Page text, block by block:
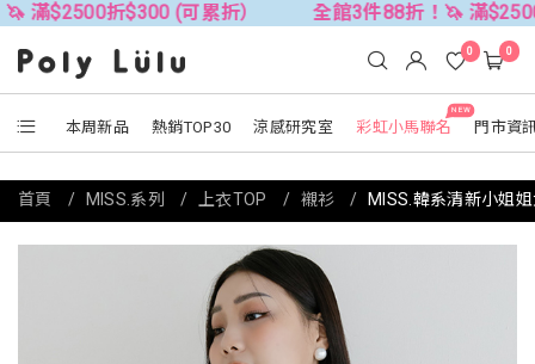
折$300 (可累折） 全館3件88折！🦄 滿$2500折
本周新品 熱銷TOP30 涼感研究室
NEW
彩虹小馬聯名 門市資
0 0
首頁 MISS.系列 上衣TOP 襯衫 MISS.韓系清新小姐